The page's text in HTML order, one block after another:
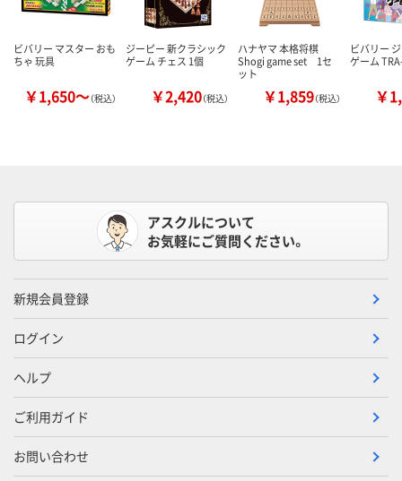
ビバリー マスター おも
ちゃ 玩具
￥1,650～（税込）
ジーピー 新クラシック
ゲーム チェス 1個
￥2,420（税込）
ハナヤマ 本格将棋
Shogi game set 1セ
ット
￥1,859（税込）
ビバリー
ゲーム
￥
アスクルについて
お気軽にご質問ください。
新規会員登録
ログイン
ヘルプ
ご利用ガイド
お問い合わせ